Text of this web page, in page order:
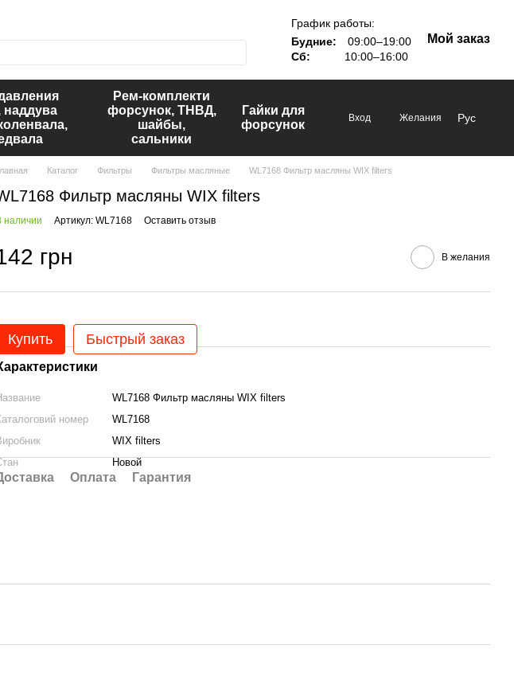
График работы:
Будние:
09:00–19:00
Сб:
10:00–16:00
Мой заказ
наддува
Рем-комплекти
форсунок, ТНВД,
шайбы,
сальники
Гайки для
форсунок
Вход Желания Рус
Каталог Фильтры Фильтры масляные WL7168 Фильтр масляны WIX filters
Фильтр масляны WIX filters
наличии Артикул: WL7168 Оставить отзыв
грн В желания
Купить Быстрый заказ
WL7168 Фильтр масляны WIX filters
номер
WL7168
WIX filters
Новой
Оплата Гарантия